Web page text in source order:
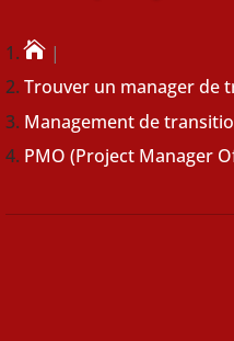

Trouver un manager de
Management de
PMO (Project Manager